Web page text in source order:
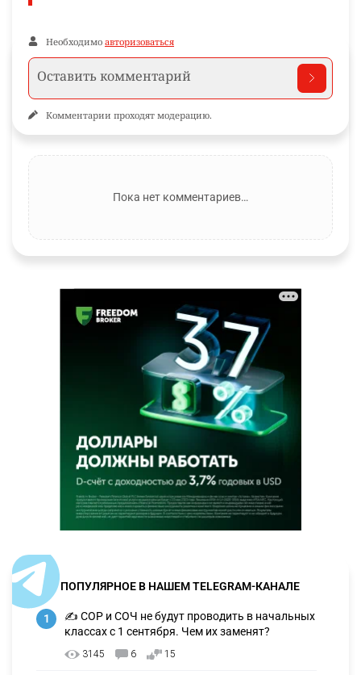
Необходимо авторизоваться
Комментарии проходят модерацию.
Пока нет комментариев…
ПОПУЛЯРНОЕ В НАШЕМ TELEGRAM-КАНАЛЕ
1
✍️ СОР и СОЧ не будут проводить в начальных
классах с 1 сентября. Чем их заменят?
3145 6 15